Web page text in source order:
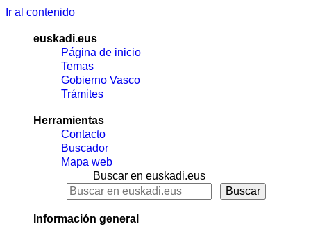
Ir al contenido
euskadi.eus
Página de inicio
Temas
Gobierno Vasco
Trámites
Herramientas
Contacto
Buscador
Mapa web
Buscar en euskadi.eus
Información general